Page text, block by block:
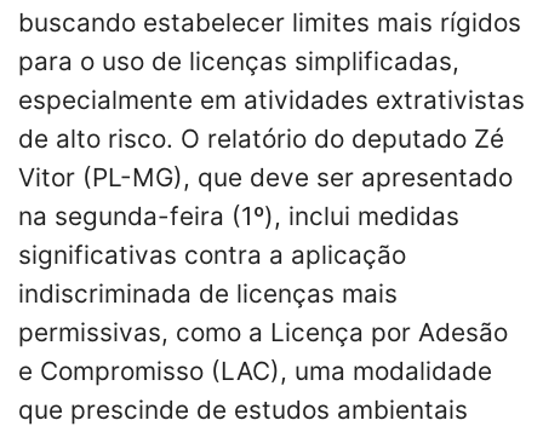
buscando estabelecer limites mais rígidos
para o uso de licenças simplificadas,
especialmente em atividades extrativistas
de alto risco. O relatório do deputado Zé
Vitor (PL-MG), que deve ser apresentado
na segunda-feira (1º), inclui medidas
significativas contra a aplicação
indiscriminada de licenças mais
permissivas, como a Licença por Adesão
e Compromisso (LAC), uma modalidade
que prescinde de estudos ambientais